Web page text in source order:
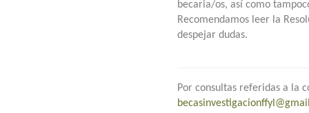
becaria/os, así como
Recomendamos leer la
despejar dudas.
Por consultas referidas a la